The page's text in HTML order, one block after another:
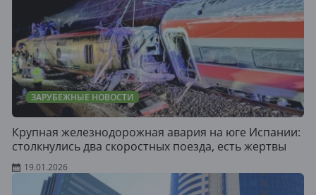
ЗАРУБЕЖНЫЕ НОВОСТИ
Крупная железнодорожная авария на юге Испании:
столкнулись два скоростных поезда, есть жертвы
19.01.2026